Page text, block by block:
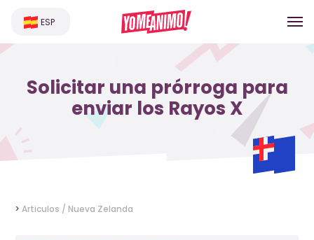
ESP
Solicitar una prórroga para
enviar los Rayos X
> Articulos / Nueva Zelanda